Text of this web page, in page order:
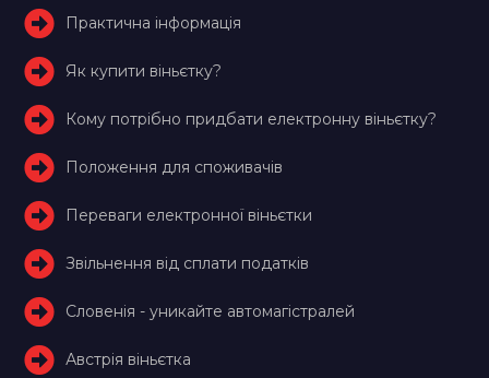
Практична інформація
Як купити віньєтку?
Кому потрібно придбати електронну віньєтку?
Положення для споживачів
Переваги електронної віньєтки
Звільнення від сплати податків
Словенія - уникайте автомагістралей
Австрія віньєтка